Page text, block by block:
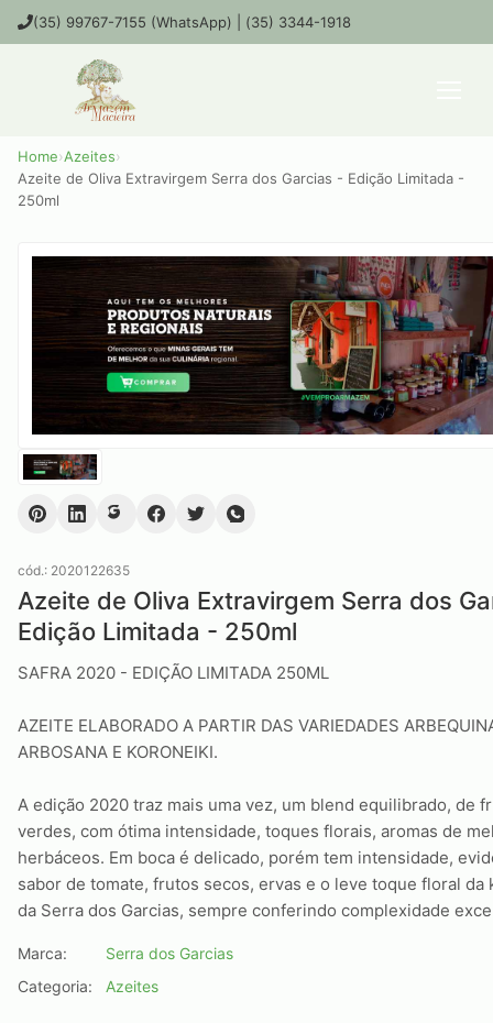
(35) 99767-7155 (WhatsApp) | (35) 3344-1918
Home›Azeites›
Azeite de Oliva Extravirgem Serra dos Garcias - Edição Limitada -
250ml
cód.: 2020122635
Azeite de Oliva Extravirgem Serra dos
Edição Limitada - 250ml
SAFRA 2020 - EDIÇÃO LIMITADA 250ML
AZEITE ELABORADO A PARTIR DAS VARIEDADES
ARBOSANA E KORONEIKI.
A edição 2020 traz mais uma vez, um blend equilibrado, de
verdes, com ótima intensidade, toques florais, aromas de
herbáceos. Em boca é delicado, porém tem intensidade,
sabor de tomate, frutos secos, ervas e o leve toque floral da
da Serra dos Garcias, sempre conferindo complexidade
Marca:
Serra dos Garcias
Categoria:
Azeites